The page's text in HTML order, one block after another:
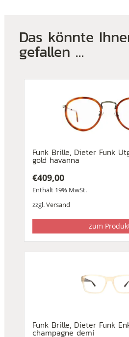
Das könnte
gefallen …
Funk Brille, Dieter Funk
gold havanna
€409,00
Enthält 19% MwSt.
zzgl.Versand
zum
Funk Brille, Dieter Funk
champagne demi